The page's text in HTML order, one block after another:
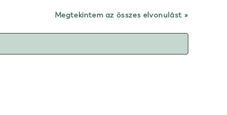
Megtekintem az összes elvonulást